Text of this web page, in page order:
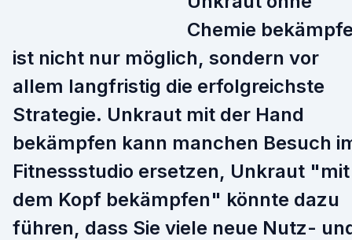
Chemie
ist nicht nur möglich, sondern vor
allem langfristig die erfolgreichste
Strategie. Unkraut mit der Hand
bekämpfen kann manchen Besuch
Fitnessstudio ersetzen, Unkraut "mit
dem Kopf bekämpfen" könnte dazu
führen, dass Sie viele neue Nutz-